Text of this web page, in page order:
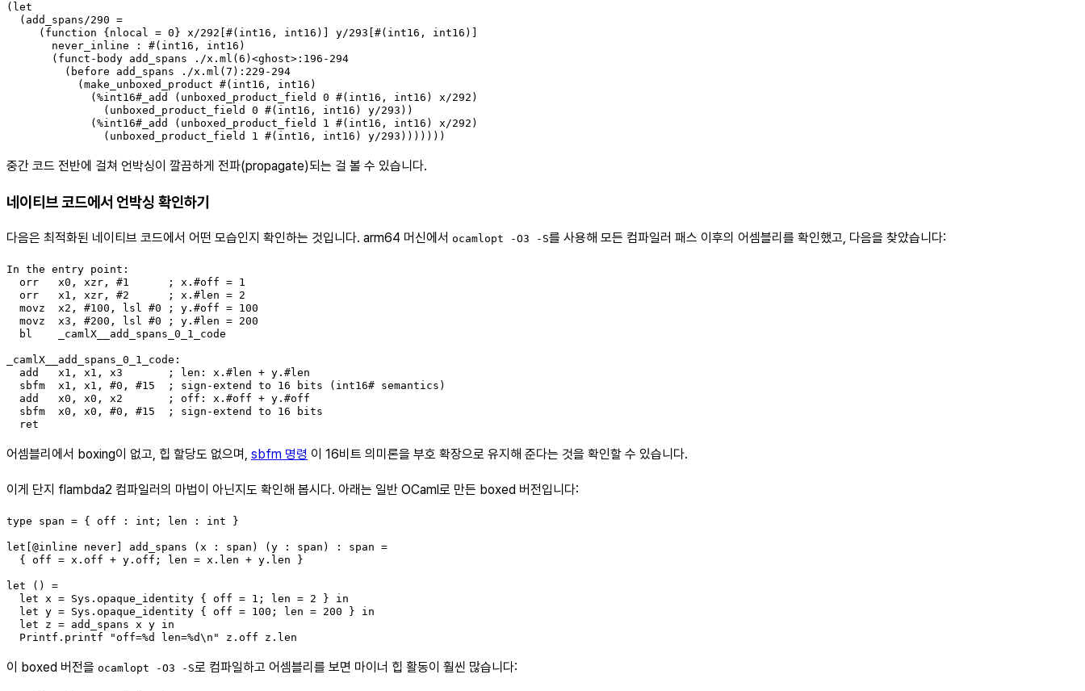
(let
  (add_spans/290 =
     (function {nlocal = 0} x/292[#(int16, int16)] y/293[#(int16, int16)]
       never_inline : #(int16, int16)
       (funct-body add_spans ./x.ml(6)<ghost>:196-294
         (before add_spans ./x.ml(7):229-294
           (make_unboxed_product #(int16, int16)
             (%int16#_add (unboxed_product_field 0 #(int16, int16) x/292)
               (unboxed_product_field 0 #(int16, int16) y/293))
             (%int16#_add (unboxed_product_field 1 #(int16, int16) x/292)
               (unboxed_product_field 1 #(int16, int16) y/293)))))))
중간 코드 전반에 걸쳐 언박싱이 깔끔하게 전파(propagate)되는 걸 볼 수 있습니다.
네이티브 코드에서 언박싱 확인하기
다음은 최적화된 네이티브 코드에서 어떤 모습인지 확인하는 것입니다. arm64 머신에서 ocamlopt -O3 -S를 사용해 모든 컴파일러 패스 이후의 어셈블리를 확인했고, 다음을 찾았습니다:
In the entry point:
  orr   x0, xzr, #1      ; x.#off = 1
  orr   x1, xzr, #2      ; x.#len = 2
  movz  x2, #100, lsl #0 ; y.#off = 100
  movz  x3, #200, lsl #0 ; y.#len = 200
  bl    _camlX__add_spans_0_1_code
_camlX__add_spans_0_1_code:
  add   x1, x1, x3       ; len: x.#len + y.#len
  sbfm  x1, x1, #0, #15  ; sign-extend to 16 bits (int16# semantics)
  add   x0, x0, x2       ; off: x.#off + y.#off
  sbfm  x0, x0, #0, #15  ; sign-extend to 16 bits
  ret
어셈블리에서 boxing이 없고, 힙 할당도 없으며, sbfm 명령 이 16비트 의미론을 부호 확장으로 유지해 준다는 것을 확인할 수 있습니다.
이게 단지 flambda2 컴파일러의 마법이 아닌지도 확인해 봅시다. 아래는 일반 OCaml로 만든 boxed 버전입니다:
type span = { off : int; len : int }
let[@inline never] add_spans (x : span) (y : span) : span =
  { off = x.off + y.off; len = x.len + y.len }
let () =
  let x = Sys.opaque_identity { off = 1; len = 2 } in
  let y = Sys.opaque_identity { off = 100; len = 200 } in
  let z = add_spans x y in
  Printf.printf "off=%d len=%d\n" z.off z.len
이 boxed 버전을 ocamlopt -O3 -S로 컴파일하고 어셈블리를 보면 마이너 힙 활동이 훨씬 많습니다: